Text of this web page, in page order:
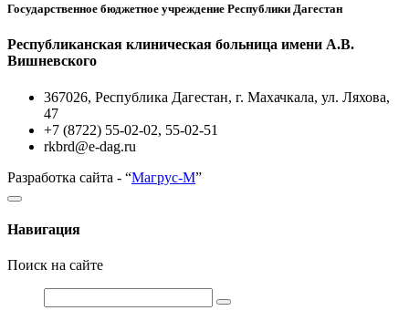
Государственное бюджетное учреждение Республики Дагестан
Республиканская клиническая больница имени А.В.
Вишневского
367026, Республика Дагестан, г. Махачкала, ул. Ляхова,
47
+7 (8722) 55-02-02, 55-02-51
rkbrd@e-dag.ru
Разработка сайта - “Магрус-М”
Навигация
Поиск на сайте